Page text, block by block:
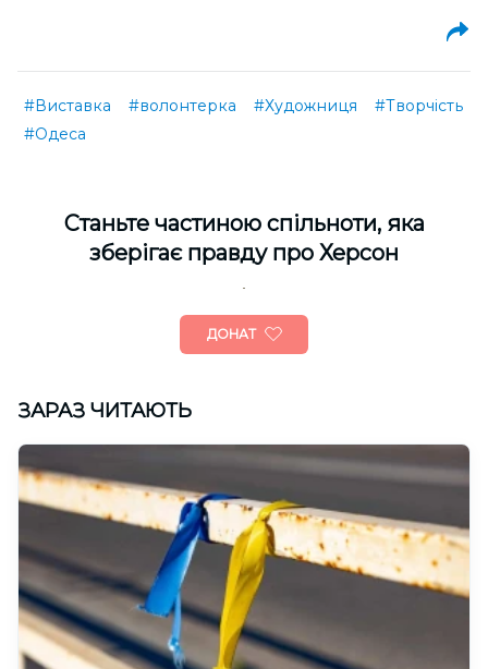
#Виставка #волонтерка #Художниця
#Творчість
#Одеса
Cтаньте частиною спільноти, яка
зберігає правду про Херсон
ДОНАТ
ЗАРАЗ ЧИТАЮТЬ